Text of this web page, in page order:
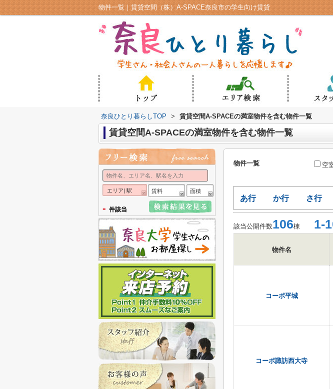
物件一覧｜賃貸空間（株）A-SPACE奈良市の学生向け賃貸
奈良ひとり暮らしTOP > 賃貸空間A-SPACEの満室物件を含む物件一覧
賃貸空間A-SPACEの満室物件を含む物件一覧
物件一覧
空
あ行 か行 さ行
該当公開件数106棟 1-
物件名
コーポ平城
コーポ諏訪西大寺
エリア| 駅 賃料 面積
- 件該当